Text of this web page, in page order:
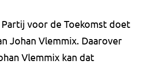
voor de Toekomst doet
Johan Vlemmix. Daarover
Vlemmix kan dat